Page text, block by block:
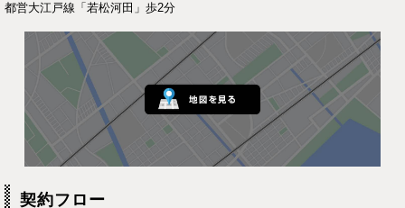
都営大江戸線「若松河田」歩2分
契約フロー